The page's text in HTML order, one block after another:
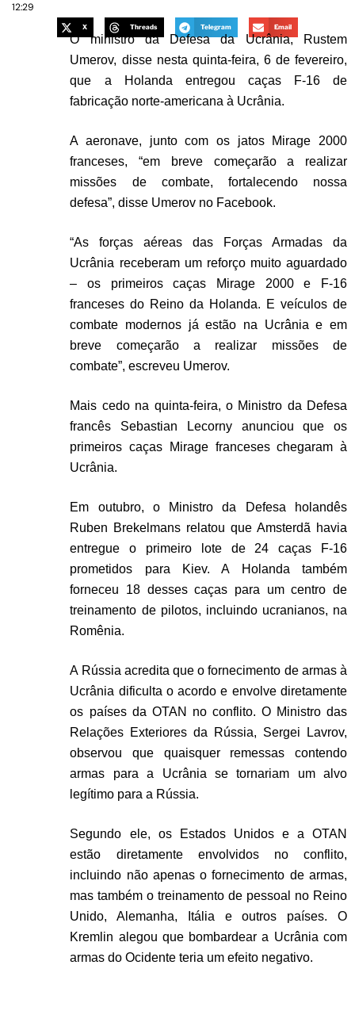
12:29
X Threads Telegram Email
O ministro da Defesa da Ucrânia, Rustem
Umerov, disse nesta quinta-feira, 6 de fevereiro,
que a Holanda entregou caças F-16 de
fabricação norte-americana à Ucrânia.
A aeronave, junto com os jatos Mirage 2000
franceses, “em breve começarão a realizar
missões de combate, fortalecendo nossa
defesa”, disse Umerov no Facebook.
“As forças aéreas das Forças Armadas da
Ucrânia receberam um reforço muito aguardado
– os primeiros caças Mirage 2000 e F-16
franceses do Reino da Holanda. E veículos de
combate modernos já estão na Ucrânia e em
breve começarão a realizar missões de
combate”, escreveu Umerov.
Mais cedo na quinta-feira, o Ministro da Defesa
francês Sebastian Lecorny anunciou que os
primeiros caças Mirage franceses chegaram à
Ucrânia.
Em outubro, o Ministro da Defesa holandês
Ruben Brekelmans relatou que Amsterdã havia
entregue o primeiro lote de 24 caças F-16
prometidos para Kiev. A Holanda também
forneceu 18 desses caças para um centro de
treinamento de pilotos, incluindo ucranianos, na
Romênia.
A Rússia acredita que o fornecimento de armas à
Ucrânia dificulta o acordo e envolve diretamente
os países da OTAN no conflito. O Ministro das
Relações Exteriores da Rússia, Sergei Lavrov,
observou que quaisquer remessas contendo
armas para a Ucrânia se tornariam um alvo
legítimo para a Rússia.
Segundo ele, os Estados Unidos e a OTAN
estão diretamente envolvidos no conflito,
incluindo não apenas o fornecimento de armas,
mas também o treinamento de pessoal no Reino
Unido, Alemanha, Itália e outros países. O
Kremlin alegou que bombardear a Ucrânia com
armas do Ocidente teria um efeito negativo.